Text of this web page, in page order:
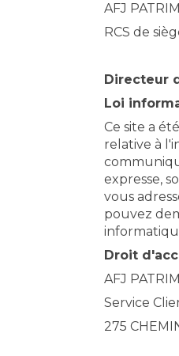
AFJ
RCS de
Directeur
Loi
Ce site a
relative à
expresse,
vous
pouvez
Droit
AFJ
Service
275